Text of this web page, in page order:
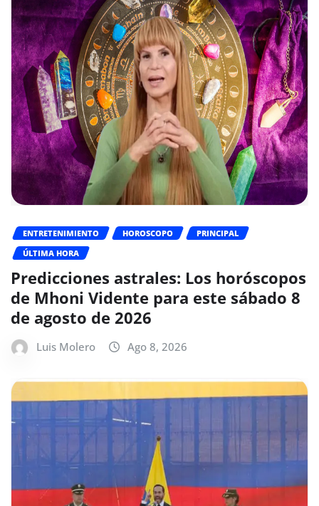
ENTRETENIMIENTO HOROSCOPO
PRINCIPAL
ÚLTIMA HORA
Predicciones astrales: Los horóscopos
de Mhoni Vidente para este sábado 8
de agosto de 2026
Luis Molero Ago 8, 2026